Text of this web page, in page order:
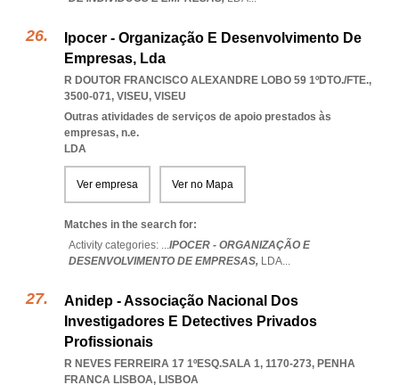
Ipocer - Organização E Desenvolvimento De
Empresas, Lda
R DOUTOR FRANCISCO ALEXANDRE LOBO 59 1ºDTO./FTE.,
3500-071, VISEU, VISEU
Outras atividades de serviços de apoio prestados às
empresas, n.e.
LDA
Ver empresa Ver no Mapa
Matches in the search for:
Activity categories: ...IPOCER - ORGANIZAÇÃO E
DESENVOLVIMENTO DE EMPRESAS, LDA...
Anidep - Associação Nacional Dos
Investigadores E Detectives Privados
Profissionais
R NEVES FERREIRA 17 1ºESQ.SALA 1, 1170-273, PENHA
FRANCA LISBOA, LISBOA